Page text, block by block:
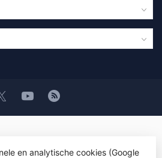
en analytische cookies (Google